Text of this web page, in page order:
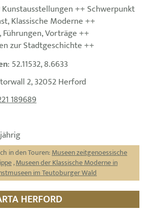
++ Schwerpunkt
Klassische Moderne ++
Vorträge ++
zur Stadtgeschichte ++
: 52.11532, 8.6633
2, 32052 Herford
189689
in den Touren:Museen zeitgenoessische
,Museen der Klassische Moderne in
im Teutoburger Wald
HERFORD